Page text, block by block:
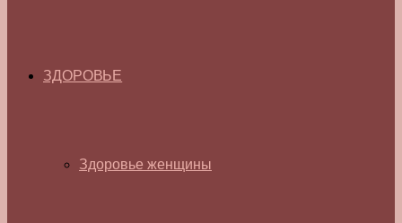
ЗДОРОВЬЕ
Здоровье женщины